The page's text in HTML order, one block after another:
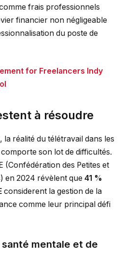
frais professionnels
financier non négligeable
du poste de
for Freelancers Indy
à résoudre
la réalité du télétravail dans les
son lot de difficultés.
(Confédération des Petites et
en 2024 révèlent que 41 %
considerent la gestion de la
comme leur principal défi
mentale et de